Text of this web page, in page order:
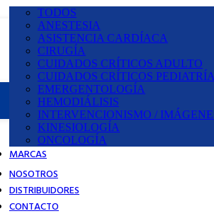
TODOS
ANESTESIA
ASISTENCIA CARDÍACA
CIRUGÍA
CUIDADOS CRÍTICOS ADULTO
CUIDADOS CRÍTICOS
EMERGENTOLOGÍA
HEMODIÁLISIS
INTERVENCIONISMO /
KINESIOLOGÍA
ONCOLOGÍA
MARCAS
NOSOTROS
DISTRIBUIDORES
CONTACTO